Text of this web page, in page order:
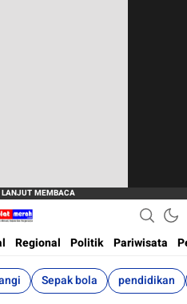
Dan Cepat
Regional Politik Pariwisata
Sepak bola pendidikan